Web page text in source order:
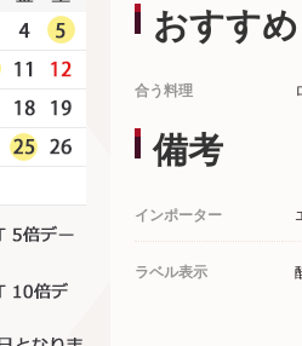
おすすめ
合う料理
備考
インポーター
ラベル表示